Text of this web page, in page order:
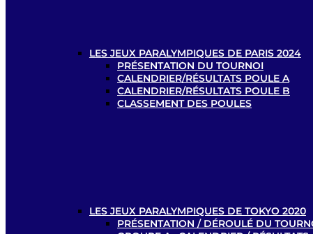
LES JEUX PARALYMPIQUES DE PARIS 2024
PRÉSENTATION DU TOURNOI
CALENDRIER/RÉSULTATS POULE A
CALENDRIER/RÉSULTATS POULE B
CLASSEMENT DES POULES
LES JEUX PARALYMPIQUES DE TOKYO 2020
PRÉSENTATION / DÉROULÉ DU